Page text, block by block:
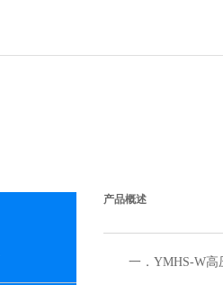
产品概述
一． YMHS-W高